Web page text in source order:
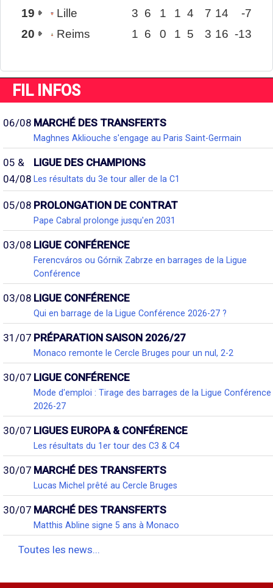
19
Lille 3 6 1 1 4 7 14
-7
20
Reims 1 6 0 1 5 3 16 -13
FIL INFOS
06/08 MARCHÉ DES TRANSFERTS
Maghnes Akliouche s'engage au Paris Saint-Germain
05 &
04/08
LIGUE DES CHAMPIONS
Les résultats du 3e tour aller de la C1
05/08 PROLONGATION DE CONTRAT
Pape Cabral prolonge jusqu'en 2031
03/08 LIGUE CONFÉRENCE
Ferencváros ou Górnik Zabrze en barrages de la Ligue
Conférence
03/08 LIGUE CONFÉRENCE
Qui en barrage de la Ligue Conférence 2026-27 ?
31/07 PRÉPARATION SAISON 2026/27
Monaco remonte le Cercle Bruges pour un nul, 2-2
30/07 LIGUE CONFÉRENCE
Mode d'emploi : Tirage des barrages de la Ligue Conférence
2026-27
30/07 LIGUES EUROPA & CONFÉRENCE
Les résultats du 1er tour des C3 & C4
30/07 MARCHÉ DES TRANSFERTS
Lucas Michel prêté au Cercle Bruges
30/07 MARCHÉ DES TRANSFERTS
Matthis Abline signe 5 ans à Monaco
Toutes les news...